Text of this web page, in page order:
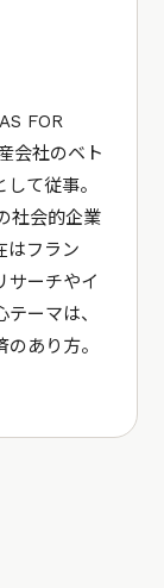
FOR
会社のベト
て従事。
社会的企業
はフラン
サーチやイ
ーマは、
あり方。